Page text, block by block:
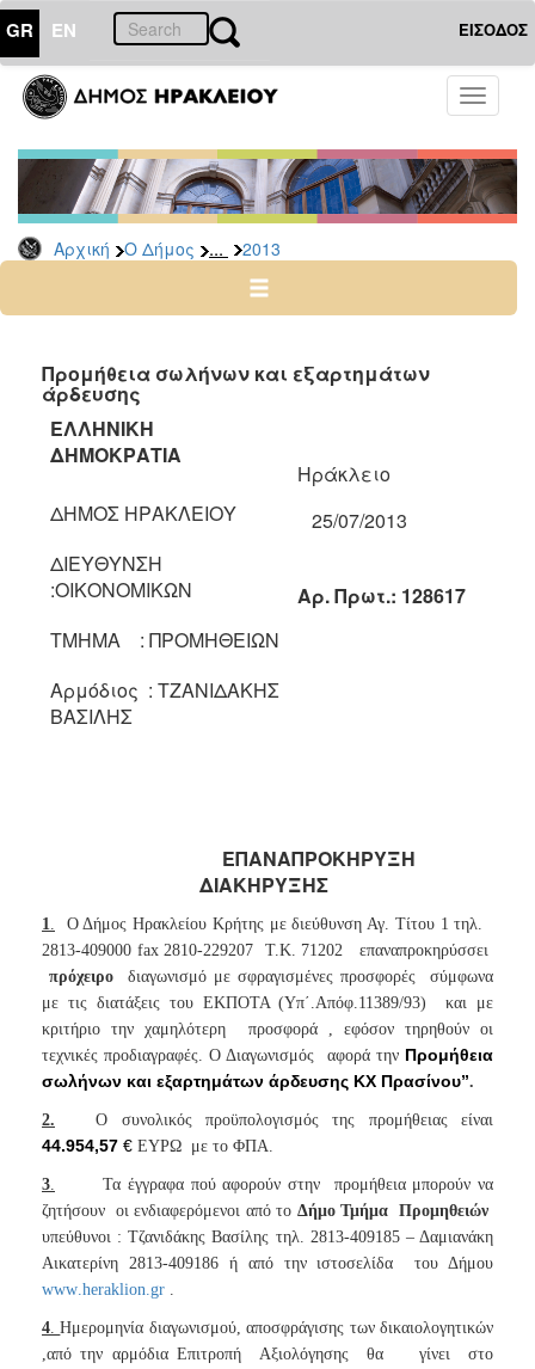
GR EN ΕΙΣΟΔΟΣ
Toggle
Αρχική Ο Δήμος ... 2013
ΔΗΜΟΣ
Διακηρύξεις
Δημοπρασίες
Αρχείο
2025
2023
2022
2021
2019
2018
2017
2016
2013
ΠΟΛΙΤΙΣΜΟΣ
ΑΝΘΕΚΤΙΚΗ
Προμήθεια σωλήνων και εξαρτημάτων
άρδευσης
ΕΛΛΗΝΙΚΗ
ΔΗΜΟΚΡΑΤΙΑ
ΔΗΜΟΣ ΗΡΑΚΛΕΙΟΥ
ΔΙΕΥΘΥΝΣΗ
:ΟΙΚΟΝΟΜΙΚΩΝ
ΤΜΗΜΑ
: ΠΡΟΜΗΘΕΙΩΝ
Αρμόδιος : ΤΖΑΝΙΔΑΚΗΣ
ΒΑΣΙΛΗΣ
Ηράκλειο
25/07/2013
Aρ. Πρωτ.: 128617
ΕΠΑΝΑΠΡΟΚΗΡΥΞΗ
ΔΙΑΚΗΡΥΞΗΣ
1
Ο Δήμος Ηρακλείου Κρήτης με διεύθυνση Αγ. Τίτου 1 τηλ.
2813-409000 fax 2810-229207
Τ.Κ. 71202
επαναπροκηρύσσει
πρόχειρο
διαγωνισμό με σφραγισμένες προσφορές
σύμφωνα
με τις διατάξεις του ΕΚΠΟΤΑ (Υπ΄.Απόφ.11389/93)
και με
κριτήριο την χαμηλότερη
προσφορά , εφόσον τηρηθούν οι
τεχνικές προδιαγραφές. Ο Διαγωνισμός
αφορά την Προμήθεια
σωλήνων και εξαρτημάτων άρδευσης ΚΧ Πρασίνου”.
2. Ο συνολικός προϋπολογισμός της προμήθειας είναι
44.954,57 € ΕΥΡΩ με το ΦΠΑ.
3 Τα έγγραφα πού αφορούν στην
προμήθεια μπορούν να
ζητήσουν οι ενδιαφερόμενοι από το Δήμο Τμήμα
Προμηθειών
υπεύθυνοι : Τζανιδάκης Βασίλης τηλ. 2813-409185 – Δαμιανάκη
Αικατερίνη 2813-409186 ή από την ιστοσελίδα
του Δήμου
www heraklion gr
4 .Ημερομηνία διαγωνισμού, αποσφράγισης των δικαιολογητικών
,από την αρμόδια Επιτροπή
Αξιολόγησης θα γίνει
στο